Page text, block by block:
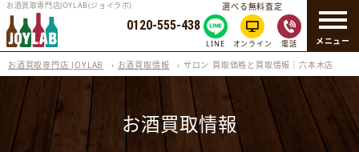
メニュー
お酒買取専門店JOYLAB(ジョイラボ)
0120-555-438
選べる無料査定
LINE オンライン 電話
お酒買取専門店 JOYLAB › お酒買取情報 › サロン 買取価格と買取情報｜六本木店
お酒買取情報